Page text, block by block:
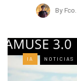
By
IA NOTICIAS